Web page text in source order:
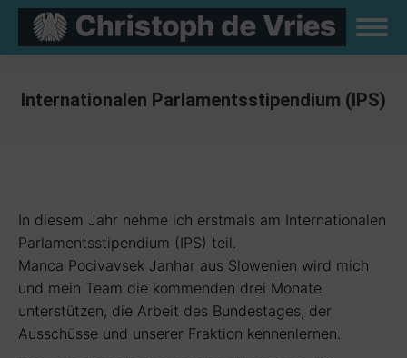
Internationalen Parlamentsstipendium (IPS)
In diesem Jahr nehme ich erstmals am Internationalen
Parlamentsstipendium (IPS) teil.
Manca Pocivavsek Janhar aus Slowenien wird mich
und mein Team die kommenden drei Monate
unterstützen, die Arbeit des Bundestages, der
Ausschüsse und unserer Fraktion kennenlernen.